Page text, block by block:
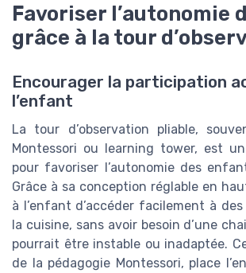
Favoriser l’autonomie
grâce à la tour
Encourager la participation
l’enfant
La tour d’observation pliable,
Montessori ou learning tower, est
pour favoriser l’autonomie des
Grâce à sa conception réglable en
à l’enfant d’accéder facilement à
la cuisine, sans avoir besoin d’une
pourrait être instable ou inadaptée.
de la pédagogie Montessori, place